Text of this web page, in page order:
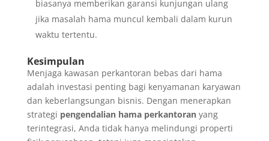
biasanya memberikan garansi kunjungan ulang
jika masalah hama muncul kembali dalam kurun
waktu tertentu.
Kesimpulan
Menjaga kawasan perkantoran bebas dari hama
adalah investasi penting bagi kenyamanan karyawan
dan keberlangsungan bisnis. Dengan menerapkan
strategi pengendalian hama perkantoranyang
terintegrasi, Anda tidak hanya melindungi properti